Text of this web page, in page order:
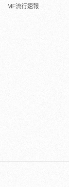
MF流行速報